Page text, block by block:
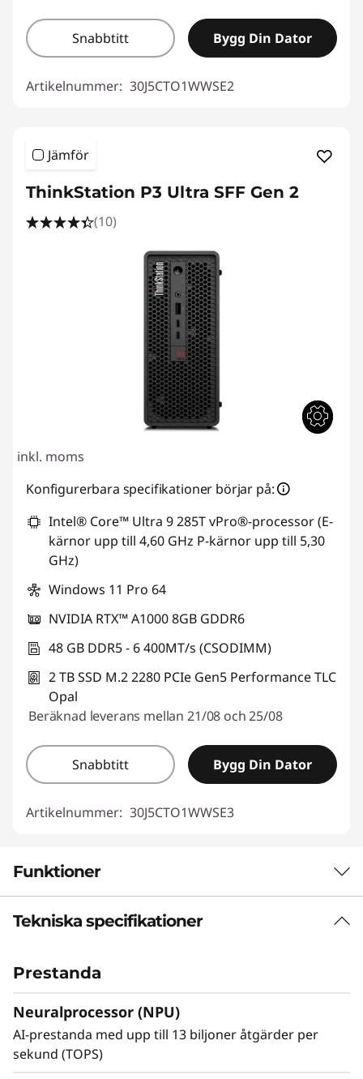
Snabbtitt Bygg Din Dator
Artikelnummer: 30J5CTO1WWSE2
Jämför
ThinkStation P3 Ultra SFF Gen 2
(10)
inkl. moms
Konfigurerbara specifikationer börjar på:
Intel® Core™ Ultra 9 285T vPro®-processor (E-
kärnor upp till 4,60 GHz P-kärnor upp till 5,30
GHz)
Windows 11 Pro 64
NVIDIA RTX™ A1000 8GB GDDR6
48 GB DDR5 - 6 400MT/s (CSODIMM)
2 TB SSD M.2 2280 PCIe Gen5 Performance TLC
Opal
Beräknad leverans mellan 21/08 och 25/08
Snabbtitt Bygg Din Dator
Artikelnummer: 30J5CTO1WWSE3
Funktioner
LENOVO THINKSTATION P3 ULTRA SFF
Omdefinierar kraften
i litenhet.
Upplev extraordinär prestanda i en smart och
Tekniska specifikationer
Prestanda
Neuralprocessor (NPU)
AI-prestanda med upp till 13 biljoner åtgärder per
sekund (TOPS)